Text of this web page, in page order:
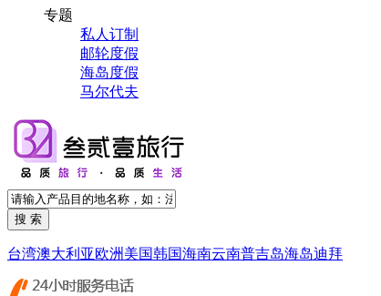
专题
私人订制
邮轮度假
海岛度假
马尔代夫
台湾澳大利亚欧洲 美国韩国海南云南普吉岛海岛迪拜